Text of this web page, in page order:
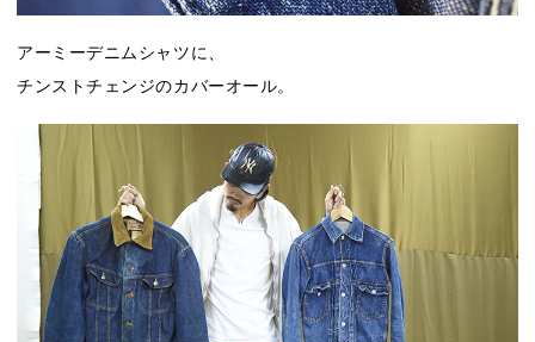
アーミーデニムシャツに、
チンストチェンジのカバーオール。